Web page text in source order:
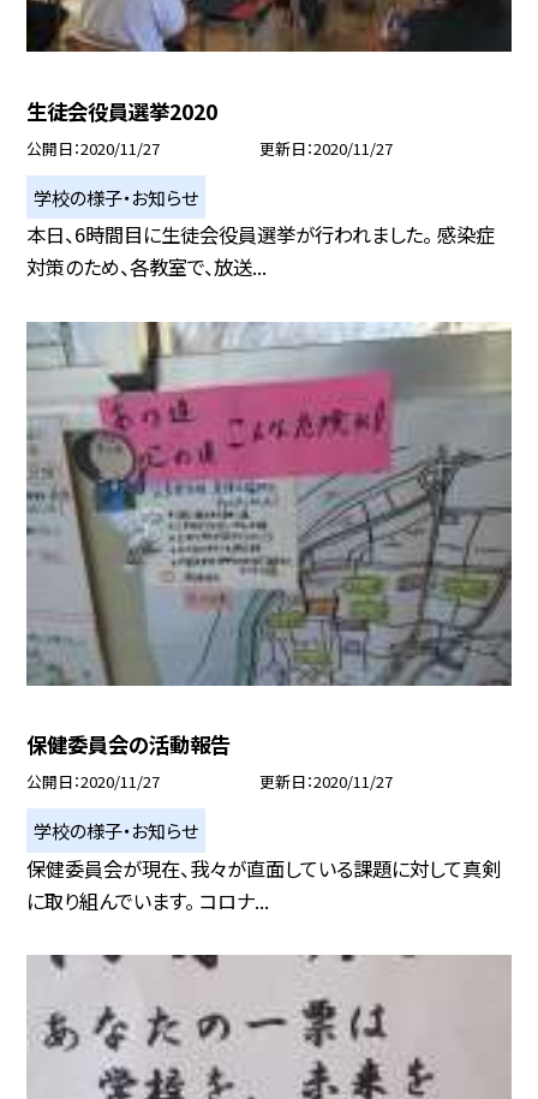
生徒会役員選挙2020
公開日 2020/11/27 更新日 2020/11/27
学校の様子・お知らせ
本日、6時間目に生徒会役員選挙が行われました。 感染症
対策のため、各教室で、放送...
保健委員会の活動報告
公開日 2020/11/27 更新日 2020/11/27
学校の様子・お知らせ
保健委員会が現在、我々が直面している課題に対して真剣
に取り組んでいます。 コロナ...